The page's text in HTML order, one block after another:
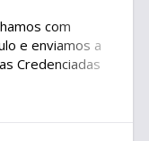
com
e enviamos a
Credenciadas
e
ou